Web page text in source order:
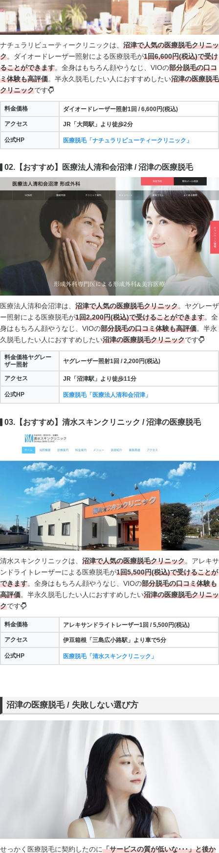
ナチュラリビューティークリニックは、 沼津で人気の医療脱毛クリニッ
ク。ダイオードレーザー照射による医療脱毛が1回6,600円(税込)で受け
ることができます。全身はもちろん顔やうなじ、VIOの部分脱毛の口コ
ミ体験も高評価。半永久脱毛したい人におすすめしたい沼津の医療脱毛
クリニックです
料金価格 ダイオードレーザー照射1回 / 6,600円(税込)
アクセス JR「大岡駅」より徒歩2分
公式HP 医療脱毛「ナチュラリビューティークリニック」
02.【おすすめ】医療法人清和会沼津 / 沼津の医療脱毛
医療法人清和会沼津は、 沼津で人気の医療脱毛クリニック。ヤグレーザ
ー照射による医療脱毛が1回2,200円(税込)で受けることができます。全
身はもちろん顔やうなじ、VIOの部分脱毛の口コミ体験も高評価。半永
久脱毛したい人におすすめしたい沼津の医療脱毛クリニックです
料金価格ヤグレー
ザー照射
ヤグレーザー照射1回 / 2,200円(税込)
アクセス JR「沼津駅」より徒歩11分
公式HP 医療脱毛「医療法人清和会沼津」
03.【おすすめ】清水スキンクリニック / 沼津の医療脱毛
清水スキンクリニックは、 沼津で人気の医療脱毛クリニック。アレキサ
ンドライトレーザーによる医療脱毛が1回5,500円(税込)で受けることが
できます。全身はもちろん顔やうなじ、VIOの部分脱毛の口コミ体験も
高評価。半永久脱毛したい人におすすめしたい沼津の医療脱毛クリニッ
クです
料金価格 アレキサンドライトレーザー1回 / 5,500円(税込)
アクセス 伊豆箱根「三島広小路駅」より車で5分
公式HP 医療脱毛「清水スキンクリニック」
沼津の医療脱毛 / 失敗しない選び方
せっかく医療脱毛に契約したのに「サービスの質が低いな･･･」と後か